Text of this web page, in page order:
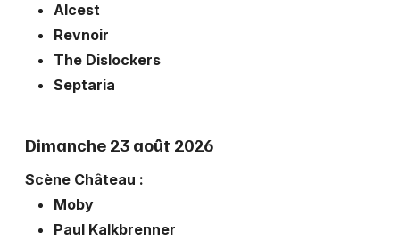
Alcest
Revnoir
The Dislockers
Septaria
Dimanche 23 août 2026
Scène Château :
Moby
Paul Kalkbrenner